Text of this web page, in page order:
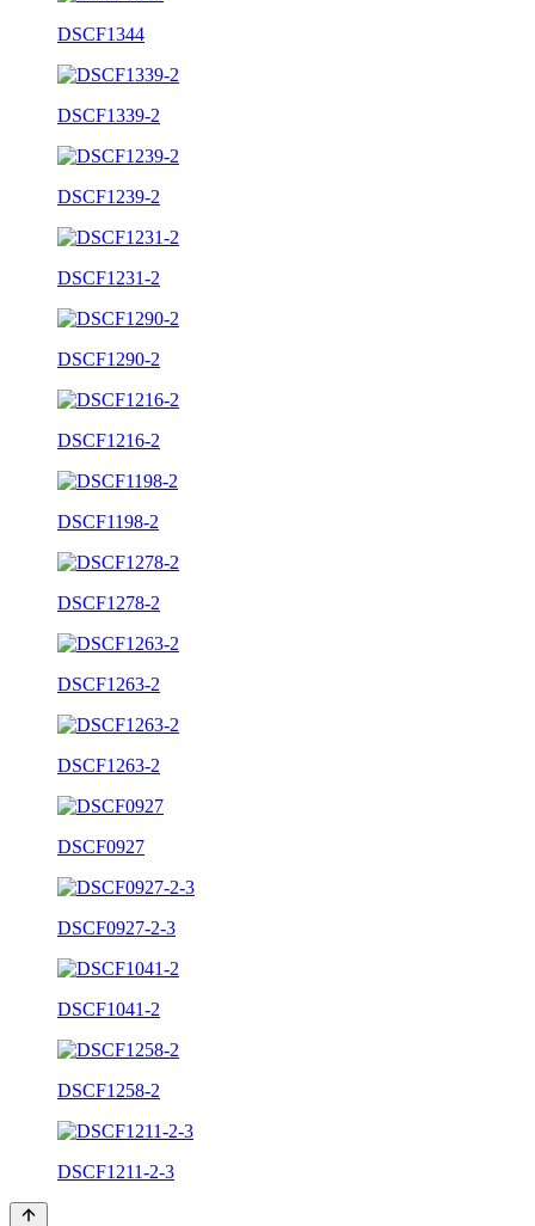
DSCF1344
DSCF1339-2
DSCF1239-2
DSCF1231-2
DSCF1290-2
DSCF1216-2
DSCF1198-2
DSCF1278-2
DSCF1263-2
DSCF1263-2
DSCF0927
DSCF0927-2-3
DSCF1041-2
DSCF1258-2
DSCF1211-2-3